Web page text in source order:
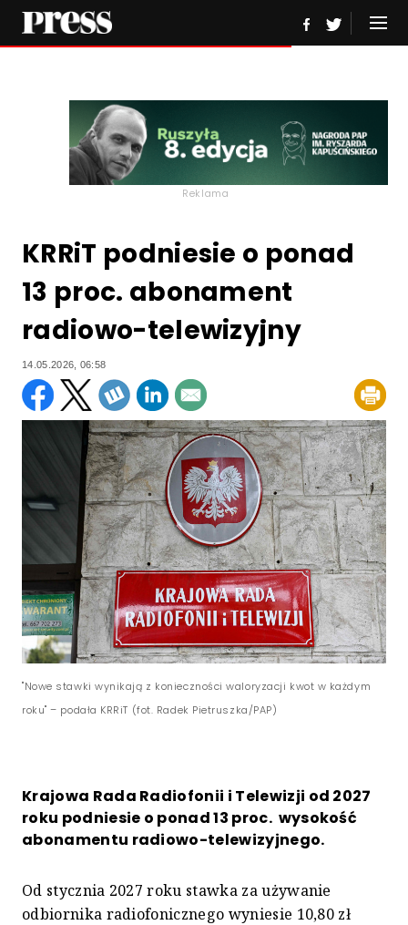
Reklama
KRRiT podniesie o ponad
13 proc. abonament
radiowo-telewizyjny
14.05.2026, 06:58
"Nowe stawki wynikają z konieczności waloryzacji kwot w każdym
roku" – podała KRRiT (fot. Radek Pietruszka/PAP)
Krajowa Rada Radiofonii i Telewizji od 2027
roku podniesie o ponad 13 proc. wysokość
abonamentu radiowo-telewizyjnego.
Od stycznia 2027 roku stawka za używanie
odbiornika radiofonicznego wyniesie 10,80 zł